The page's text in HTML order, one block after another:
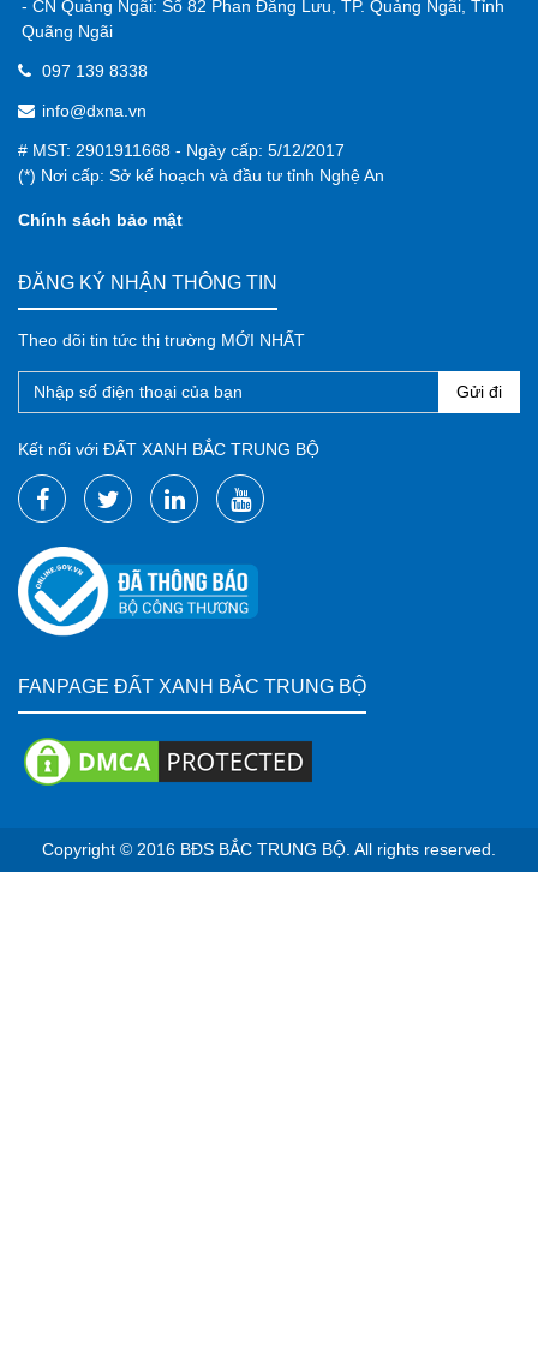
- CN Hà Tĩnh: 182 Lê Duẩn, phường Thành Sen, tỉnh Hà Tĩnh
Tĩnh
- CN Quảng Ngãi: Số 82 Phan Đăng Lưu, TP. Quảng Ngãi, Tỉnh
Quãng Ngãi
097 139 8338
info@dxna.vn
# MST: 2901911668 - Ngày cấp: 5/12/2017
(*) Nơi cấp: Sở kế hoạch và đầu tư tỉnh Nghệ An
Chính sách bảo mật
ĐĂNG KÝ NHẬN THÔNG TIN
Theo dõi tin tức thị trường MỚI NHẤT
Kết nối với ĐẤT XANH BẮC TRUNG BỘ